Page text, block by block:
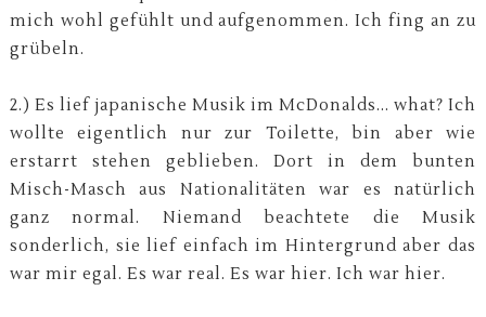
mich wohl gefühlt und aufgenommen. Ich fing an zu
grübeln.
2.) Es lief japanische Musik im McDonalds... what? Ich
wollte eigentlich nur zur Toilette, bin aber wie
erstarrt stehen geblieben. Dort in dem bunten
Misch-Masch aus Nationalitäten war es natürlich
ganz normal. Niemand beachtete die Musik
sonderlich, sie lief einfach im Hintergrund aber das
war mir egal. Es war real. Es war hier. Ich war hier.